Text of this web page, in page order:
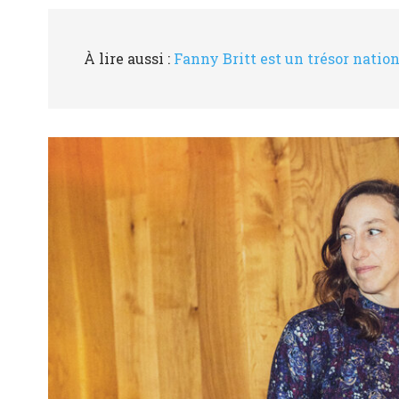
À lire aussi : Fanny Britt est un trésor